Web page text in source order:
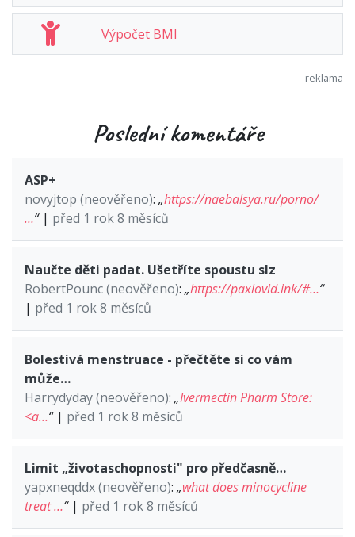
Výpočet BMI
Poslední komentáře
ASP+
novyjtop (neověřeno): „https://naebalsya.ru/porno/
…“| před 1 rok 8 měsíců
Naučte děti padat. Ušetříte spoustu slz
RobertPounc (neověřeno): „https://paxlovid.ink/#…“
| před 1 rok 8 měsíců
Bolestivá menstruace - přečtěte si co vám
může…
Harrydyday (neověřeno): „Ivermectin Pharm Store:
<a…“| před 1 rok 8 měsíců
Limit „životaschopnosti" pro předčasně…
yapxneqddx (neověřeno): „what does minocycline
treat …“| před 1 rok 8 měsíců